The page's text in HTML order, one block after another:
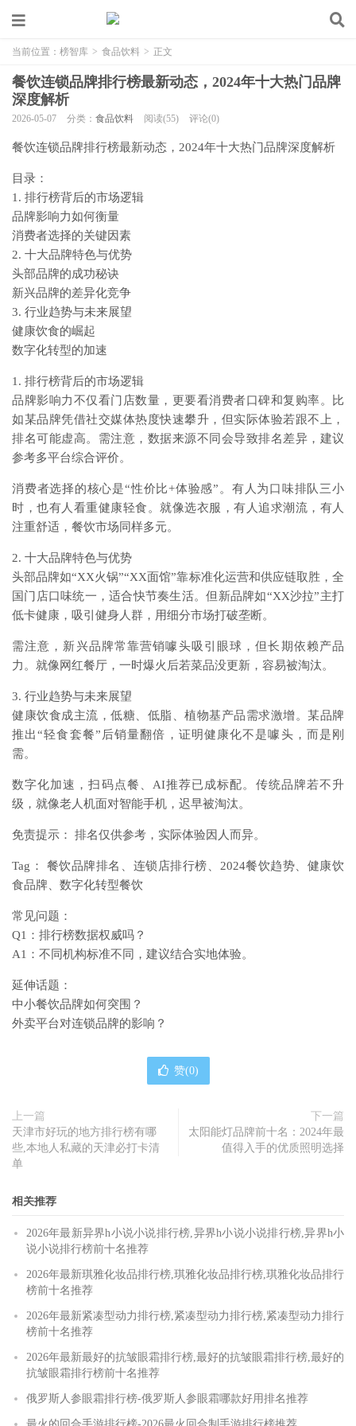
当前位置： 榜智库 > 食品饮料 > 正文
餐饮连锁品牌排行榜最新动态，2024年十大热门品牌
深度解析
2026-05-07 分类： 食品饮料 阅读(55) 评论(0)
餐饮连锁品牌排行榜最新动态，2024年十大热门品牌深度解析
目录：
1. 排行榜背后的市场逻辑
品牌影响力如何衡量
消费者选择的关键因素
2. 十大品牌特色与优势
头部品牌的成功秘诀
新兴品牌的差异化竞争
3. 行业趋势与未来展望
健康饮食的崛起
数字化转型的加速
1. 排行榜背后的市场逻辑
品牌影响力不仅看门店数量，更要看消费者口碑和复购率。比
如某品牌凭借社交媒体热度快速攀升，但实际体验若跟不上，
排名可能虚高。需注意，数据来源不同会导致排名差异，建议
参考多平台综合评价。
消费者选择的核心是“性价比+体验感”。有人为口味排队三小
时，也有人看重健康轻食。就像选衣服，有人追求潮流，有人
注重舒适，餐饮市场同样多元。
2. 十大品牌特色与优势
头部品牌如“XX火锅”“XX面馆”靠标准化运营和供应链取胜，全
国门店口味统一，适合快节奏生活。但新品牌如“XX沙拉”主打
低卡健康，吸引健身人群，用细分市场打破垄断。
需注意，新兴品牌常靠营销噱头吸引眼球，但长期依赖产品
力。就像网红餐厅，一时爆火后若菜品没更新，容易被淘汰。
3. 行业趋势与未来展望
健康饮食成主流，低糖、低脂、植物基产品需求激增。某品牌
推出“轻食套餐”后销量翻倍，证明健康化不是噱头，而是刚
需。
数字化加速，扫码点餐、AI推荐已成标配。传统品牌若不升
级，就像老人机面对智能手机，迟早被淘汰。
免责提示： 排名仅供参考，实际体验因人而异。
Tag： 餐饮品牌排名、连锁店排行榜、2024餐饮趋势、健康饮
食品牌、数字化转型餐饮
常见问题：
Q1：排行榜数据权威吗？
A1：不同机构标准不同，建议结合实地体验。
延伸话题：
中小餐饮品牌如何突围？
外卖平台对连锁品牌的影响？
赞(0)
上一篇
天津市好玩的地方排行榜有哪
些,本地人私藏的天津必打卡清
单
下一篇
太阳能灯品牌前十名：2024年最
值得入手的优质照明选择
相关推荐
2026年最新异界h小说小说排行榜,异界h小说小说排行榜,异界h小
说小说排行榜前十名推荐
2026年最新琪雅化妆品排行榜,琪雅化妆品排行榜,琪雅化妆品排行
榜前十名推荐
2026年最新紧凑型动力排行榜,紧凑型动力排行榜,紧凑型动力排行
榜前十名推荐
2026年最新最好的抗皱眼霜排行榜,最好的抗皱眼霜排行榜,最好的
抗皱眼霜排行榜前十名推荐
俄罗斯人参眼霜排行榜-俄罗斯人参眼霜哪款好用排名推荐